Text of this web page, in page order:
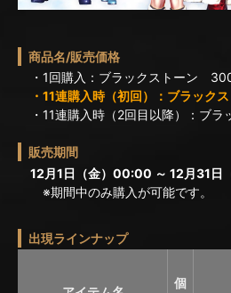
商品名/販売価格
・1回購入：ブラックストーン
・11連購入時（初回）：ブラック
・11連購入時（2回目以降）：ブ
販売期間
12月1日（金）00:00 ～ 12月31日
※期間中のみ購入が可能です。
出現ラインナップ
個